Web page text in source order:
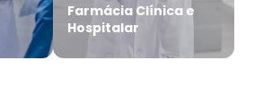
Farmácia Clínica e
Hospitalar